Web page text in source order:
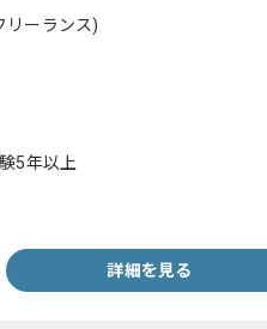
リーランス)
5年以上
詳細を見る